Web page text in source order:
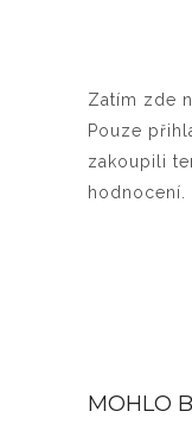
Zatím zde
Pouze
zakoupili
hodnocení.
MOHLO